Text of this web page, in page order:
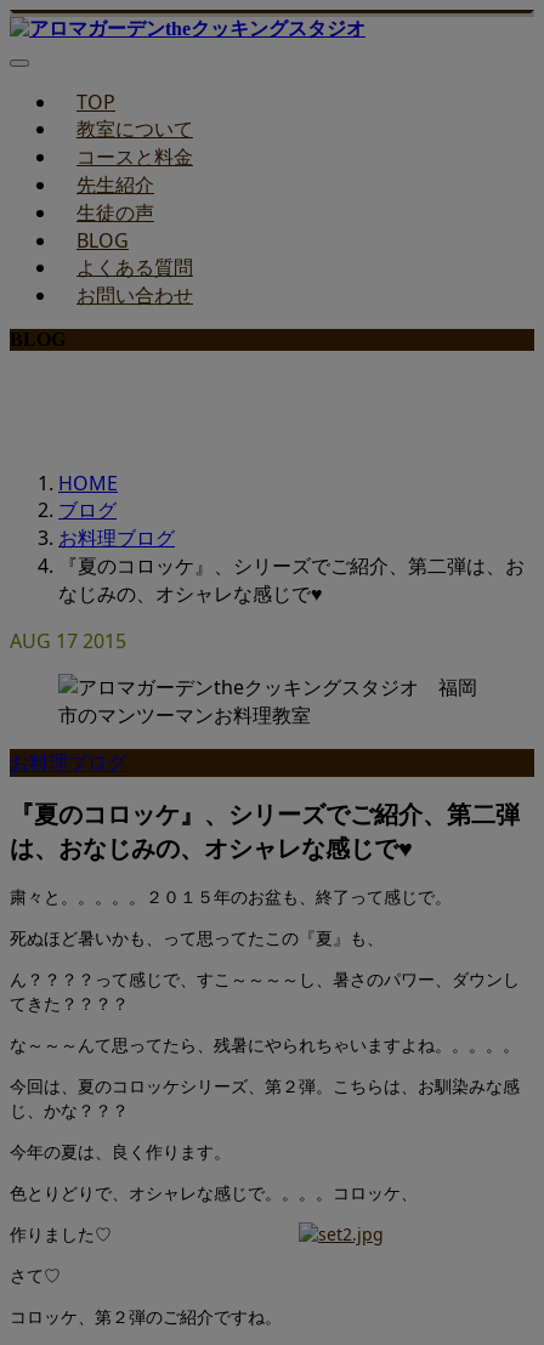
TOP
教室について
コースと料金
先生紹介
生徒の声
BLOG
よくある質問
お問い合わせ
BLOG
HOME
ブログ
お料理ブログ
『夏のコロッケ』、シリーズでご紹介、第二弾は、お
なじみの、オシャレな感じで♥
AUG 172015
お料理ブログ
『夏のコロッケ』、シリーズでご紹介、第二弾
は、おなじみの、オシャレな感じで♥
粛々と。。。。。２０１５年のお盆も、終了って感じで。
死ぬほど暑いかも、って思ってたこの『夏』も、
ん？？？？って感じで、すこ～～～～し、暑さのパワー、ダウンし
てきた？？？？
な～～～んて思ってたら、残暑にやられちゃいますよね。。。。。
今回は、夏のコロッケシリーズ、第２弾。こちらは、お馴染みな感
じ、かな？？？
今年の夏は、良く作ります。
色とりどりで、オシャレな感じで。。。。コロッケ、
作りました♡
さて♡
コロッケ、第２弾のご紹介ですね。